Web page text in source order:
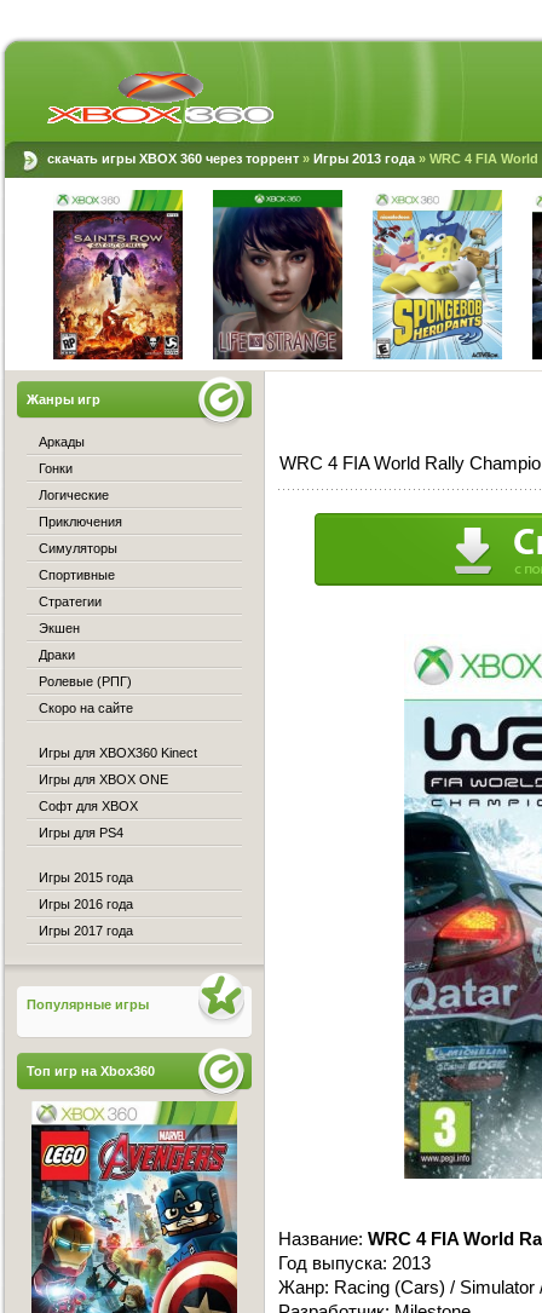
скачать игры XBOX 360 через торрент » Игры 2013 года » WRC 4 FIA
WRC 4 FIA World Rally
Название: WRC 4 FIA World
Год выпуска: 2013
Жанр: Racing (Cars) / Simulator
Жанры игр
Аркады
Гонки
Логические
Приключения
Симуляторы
Спортивные
Стратегии
Экшен
Драки
Ролевые (РПГ)
Скоро на сайте
Игры для XBOX360 Kinect
Игры для XBOX ONE
Софт для XBOX
Игры для PS4
Игры 2015 года
Игры 2016 года
Игры 2017 года
Популярные игры
Топ игр на Xbox360